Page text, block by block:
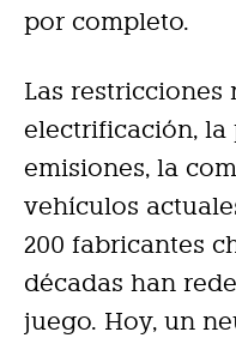
por completo.
Las restricciones
electrificación, la
emisiones, la
vehículos
200 fabricantes
décadas han
juego. Hoy, un